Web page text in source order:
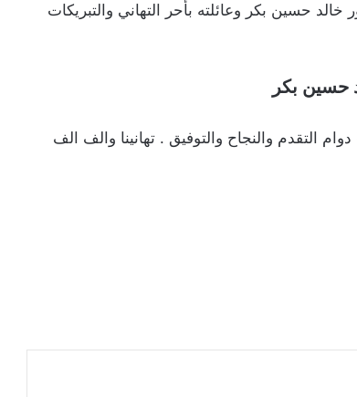
حسين بكر وعائلته بأحر التهاني والتبريكات
حسين بكر
التقدم والنجاح والتوفيق . تهانينا والف الف